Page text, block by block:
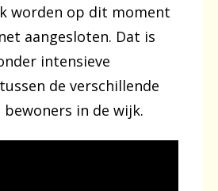
worden op dit moment
aangesloten. Dat is
intensieve
de verschillende
in de wijk.